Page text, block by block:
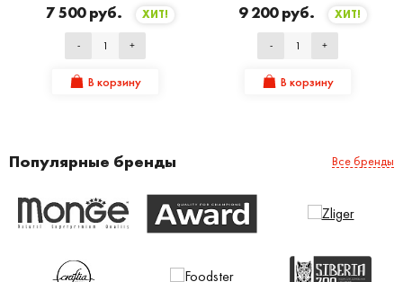
7 500 руб. ХИТ!
- +
В корзину
9 200 руб. ХИТ!
- +
В корзину
Популярные бренды Все бренды